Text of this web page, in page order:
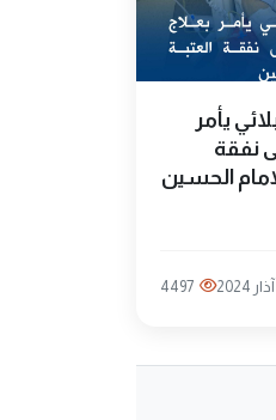
يأمر
نفقة
الحسين
4497